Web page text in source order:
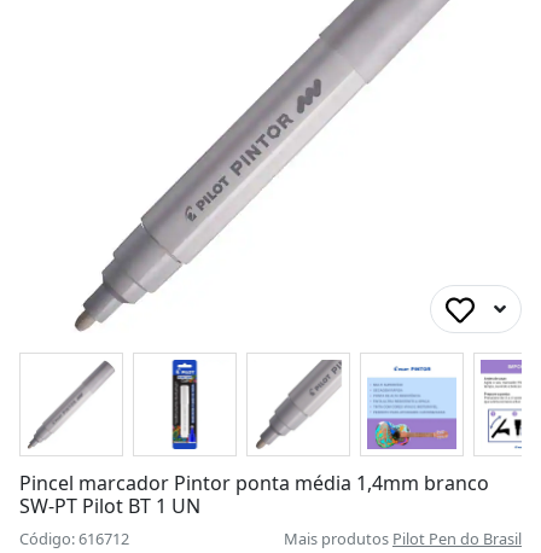
Pincel marcador Pintor ponta média 1,4mm branco
SW-PT Pilot BT 1 UN
Código: 616712 Mais produtos Pilot Pen do Brasil